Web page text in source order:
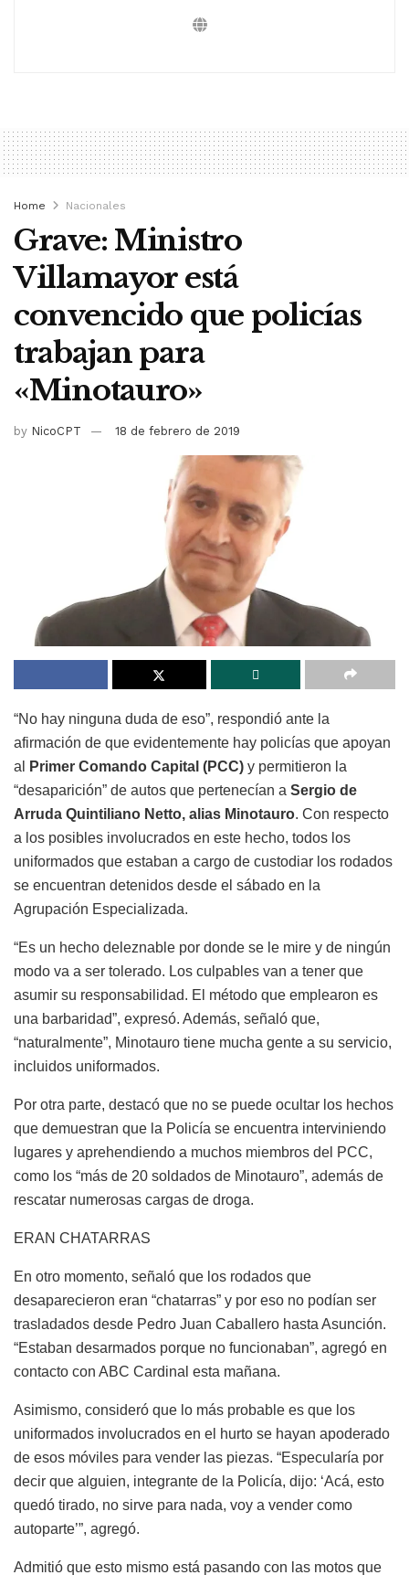
Home Nacionales
Grave: Ministro
Villamayor está
convencido que policías
trabajan para
«Minotauro»
by NicoCPT 18 de febrero de 2019
“No hay ninguna duda de eso”, respondió ante la
afirmación de que evidentemente hay policías que apoyan
al
Primer Comando Capital (PCC) y permitieron la
“desaparición” de autos que pertenecían a Sergio de
Arruda Quintiliano Netto, alias Minotauro. Con respecto
a los posibles involucrados en este hecho, todos los
uniformados que estaban a cargo de custodiar los rodados
se encuentran detenidos desde el sábado en la
Agrupación Especializada.
“Es un hecho deleznable por donde se le mire y de ningún
modo va a ser tolerado. Los culpables van a tener que
asumir su responsabilidad. El método que emplearon es
una barbaridad”, expresó. Además, señaló que,
“naturalmente”, Minotauro tiene mucha gente a su servicio,
incluidos uniformados.
Por otra parte, destacó que no se puede ocultar los hechos
que demuestran que la Policía se encuentra interviniendo
lugares y aprehendiendo a muchos miembros del PCC,
como los “más de 20 soldados de Minotauro”, además de
rescatar numerosas cargas de droga.
ERAN CHATARRAS
En otro momento, señaló que los rodados que
desaparecieron eran “chatarras” y por eso no podían ser
trasladados desde Pedro Juan Caballero hasta Asunción.
“Estaban desarmados porque no funcionaban”, agregó en
contacto con ABC Cardinal esta mañana.
Asimismo, consideró que lo más probable es que los
uniformados involucrados en el hurto se hayan apoderado
de esos móviles para vender las piezas. “Especularía por
decir que alguien, integrante de la Policía, dijo: ‘Acá, esto
quedó tirado, no sirve para nada, voy a vender como
autoparte’”, agregó.
Admitió que esto mismo está pasando con las motos que